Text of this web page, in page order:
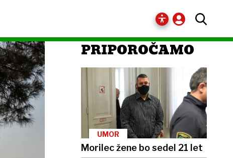
PRIPOROČAMO
UMOR
Morilec žene bo sedel 21 let